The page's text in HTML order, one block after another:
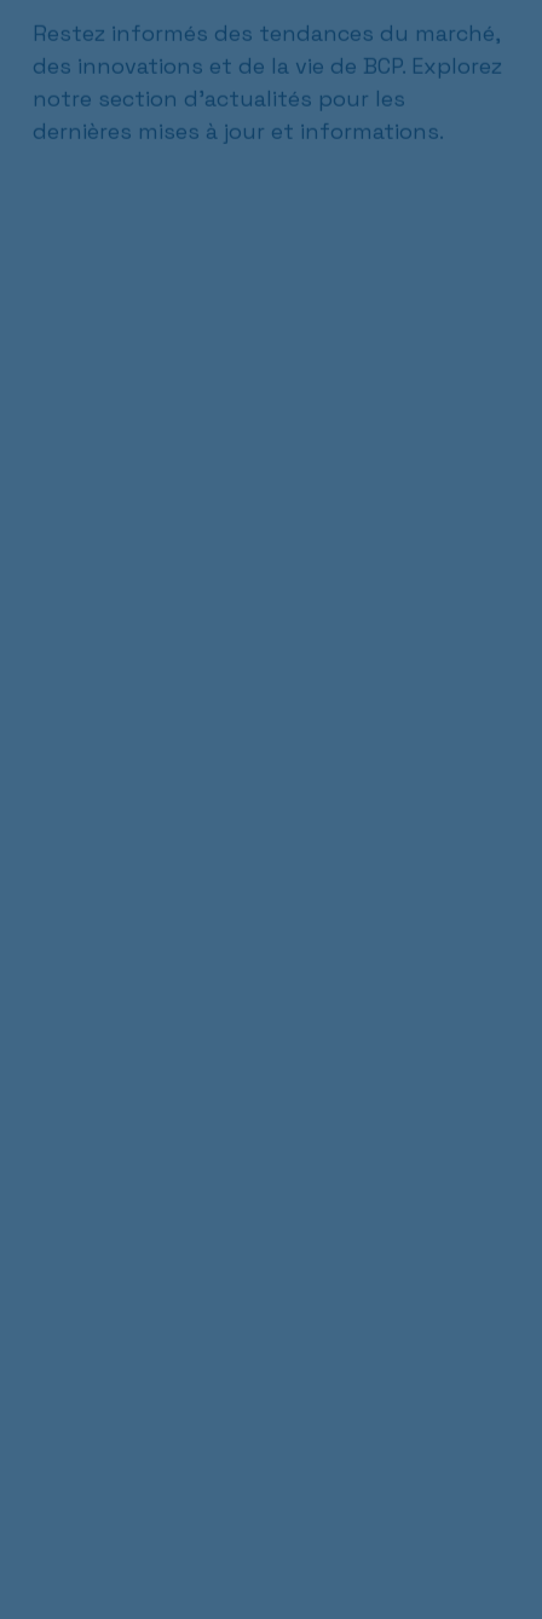
Restez informés des tendances du marché,
des innovations et de la vie de BCP. Explorez
notre section d'actualités pour les
dernières mises à jour et informations.